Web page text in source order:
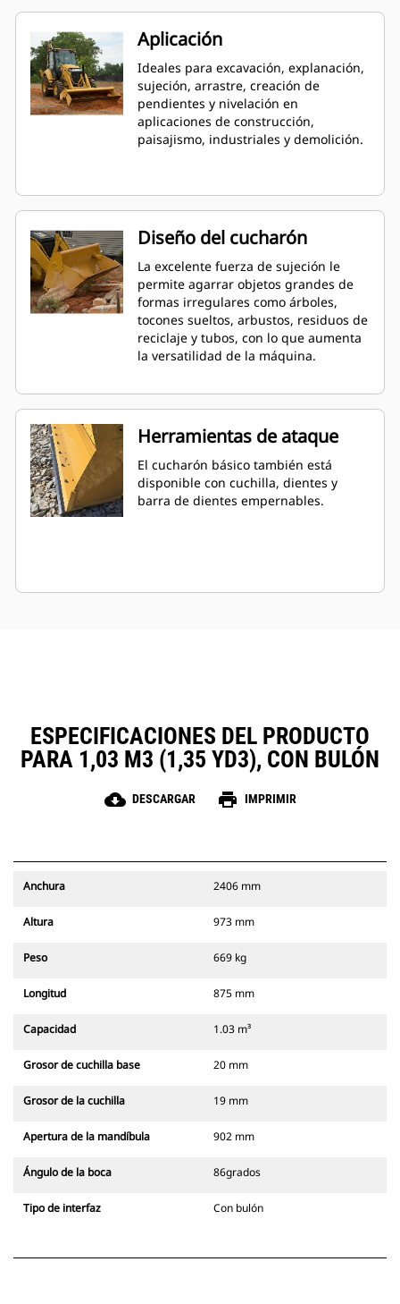
Aplicación
Ideales para excavación, explanación,
sujeción, arrastre, creación de
pendientes y nivelación en
aplicaciones de construcción,
paisajismo, industriales y demolición.
Diseño del cucharón
La excelente fuerza de sujeción le
permite agarrar objetos grandes de
formas irregulares como árboles,
tocones sueltos, arbustos, residuos de
reciclaje y tubos, con lo que aumenta
la versatilidad de la máquina.
Herramientas de ataque
El cucharón básico también está
disponible con cuchilla, dientes y
barra de dientes empernables.
ESPECIFICACIONES DEL PRODUCTO
PARA 1,03 M3 (1,35 YD3), CON BULÓN
cloud_download DESCARGAR print IMPRIMIR
Anchura 2406 mm
Altura 973 mm
Peso 669 kg
Longitud 875 mm
Capacidad 1.03 m³
Grosor de cuchilla base 20 mm
Grosor de la cuchilla 19 mm
Apertura de la mandíbula 902 mm
Ángulo de la boca 86grados
Tipo de interfaz Con bulón